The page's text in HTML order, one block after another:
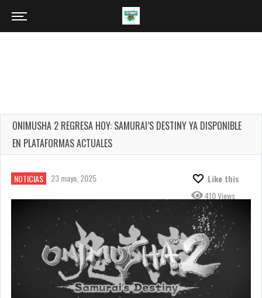
ONIMUSHA 2 REGRESA HOY: SAMURAI’S DESTINY YA DISPONIBLE
EN PLATAFORMAS ACTUALES
NOTICIAS 23 mayo, 2025
Like this
410 Views